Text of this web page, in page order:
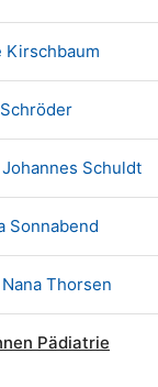
Kirschbaum
Johannes Schuldt
Sonnabend
Thorsen
Pädiatrie